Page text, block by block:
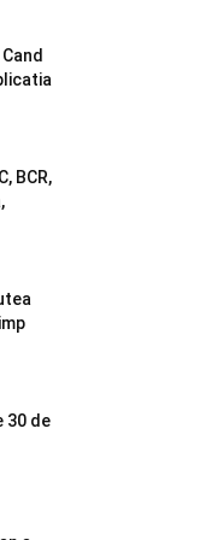
BCR,
30 de